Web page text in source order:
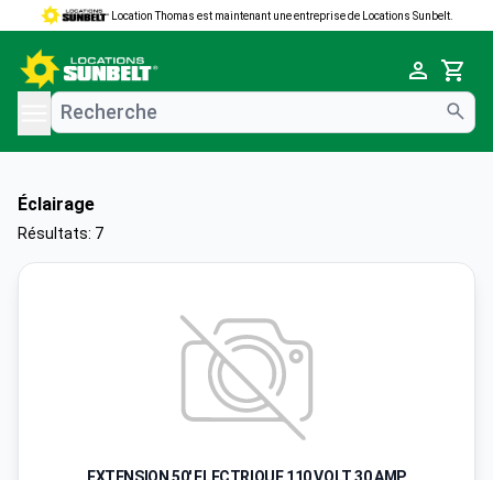
Location Thomas est maintenant une entreprise de Locations Sunbelt.
Cart
menu
Éclairage
Résultats: 7